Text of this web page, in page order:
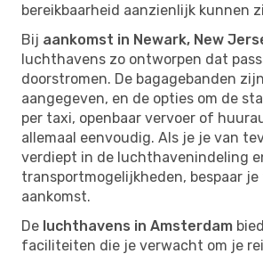
bereikbaarheid aanzienlijk kunnen
Bij aankomst in Newark, New
luchthavens zo ontworpen dat
doorstromen. De bagagebanden
aangegeven, en de opties om de
per taxi, openbaar vervoer of
allemaal eenvoudig. Als je je van
verdiept in de luchthavenindeling
transportmogelijkheden, bespaar
aankomst.
De luchthavens in Amsterdam
faciliteiten die je verwacht om je